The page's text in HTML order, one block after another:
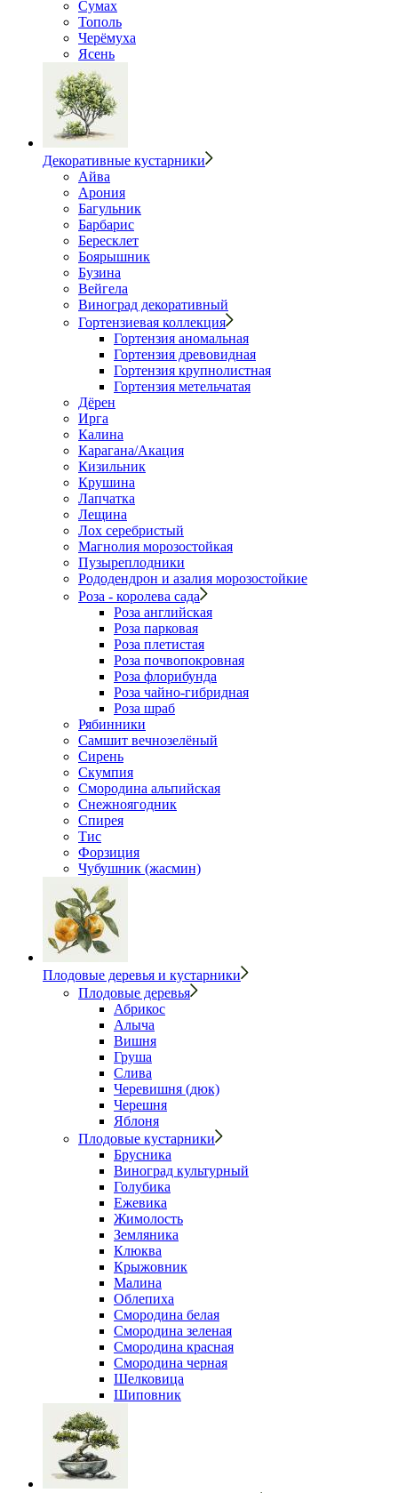
Сумах
Тополь
Черёмуха
Ясень
Декоративные кустарники
Айва
Арония
Багульник
Барбарис
Бересклет
Боярышник
Бузина
Вейгела
Виноград декоративный
Гортензиевая коллекция
Гортензия аномальная
Гортензия древовидная
Гортензия крупнолистная
Гортензия метельчатая
Дёрен
Ирга
Калина
Карагана/Акация
Кизильник
Крушина
Лапчатка
Лещина
Лох серебристый
Магнолия морозостойкая
Пузыреплодники
Рододендрон и азалия морозостойкие
Роза - королева сада
Роза английская
Роза парковая
Роза плетистая
Роза почвопокровная
Роза флорибунда
Роза чайно-гибридная
Роза шраб
Рябинники
Самшит вечнозелёный
Сирень
Скумпия
Смородина альпийская
Снежноягодник
Спирея
Тис
Форзиция
Чубушник (жасмин)
Плодовые деревья и кустарники
Плодовые деревья
Абрикос
Алыча
Вишня
Груша
Слива
Черевишня (дюк)
Черешня
Яблоня
Плодовые кустарники
Брусника
Виноград культурный
Голубика
Ежевика
Жимолость
Земляника
Клюква
Крыжовник
Малина
Облепиха
Смородина белая
Смородина зеленая
Смородина красная
Смородина черная
Шелковица
Шиповник